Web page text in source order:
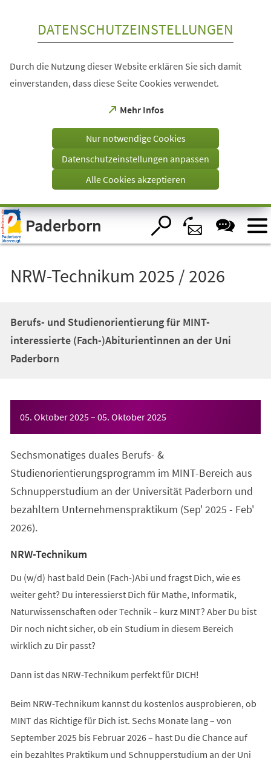
Visuelle
Assistenzsoftware
öffnen.
DATENSCHUTZEINSTELLUNGEN
Durch die Nutzung dieser Website erklären Sie sich damit
einverstanden, dass diese Seite Cookies verwendet.
Mehr Infos
(Öffnet
einem
Tab)
Nur notwendige Cookies
Datenschutzeinstellungen anpassen
Alle Cookies akzeptieren
Paderborn
NRW-Technikum 2025 / 2026
Berufs- und Studienorientierung für MINT-
interessierte (Fach-)Abiturientinnen an der Uni
Paderborn
05. Oktober 2025– 05. Oktober 2025
Sechsmonatiges duales Berufs- &
Studienorientierungsprogramm im MINT-Bereich aus
Schnupperstudium an der Universität Paderborn und
bezahltem Unternehmenspraktikum (Sep' 2025 - Feb'
2026).
NRW-Technikum
Du (w/d) hast bald Dein (Fach-)Abi und fragst Dich, wie es
weiter geht? Du interessierst Dich für Mathe, Informatik,
Naturwissenschaften oder Technik – kurz MINT? Aber Du bist
Dir noch nicht sicher, ob ein Studium in diesem Bereich
wirklich zu Dir passt?
Dann ist das NRW-Technikum perfekt für DICH!
Beim NRW-Technikum kannst du kostenlos ausprobieren, ob
MINT das Richtige für Dich ist. Sechs Monate lang – von
September 2025 bis Februar 2026 – hast Du die Chance auf
ein bezahltes Praktikum und Schnupperstudium an der Uni